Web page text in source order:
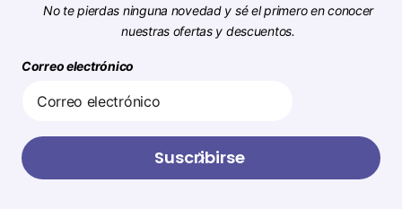
No te pierdas ninguna novedad y sé el primero en conocer
nuestras ofertas y descuentos.
Correo electrónico
Suscribirse